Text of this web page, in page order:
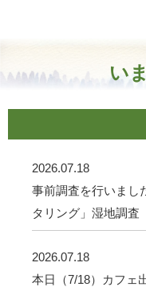
い
2026.07.18
事前調査を行いま
タリング」湿地調査
2026.07.18
本日（7/18）カフェ